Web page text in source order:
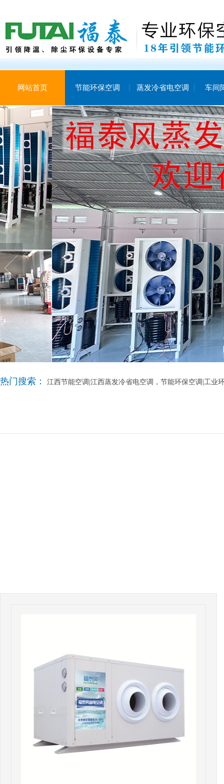
网站首页 节能环保空调 蒸发冷省电空调 车间
热门搜索： 江西节能空调|江西蒸发冷省电空调，节能环保空调|工业